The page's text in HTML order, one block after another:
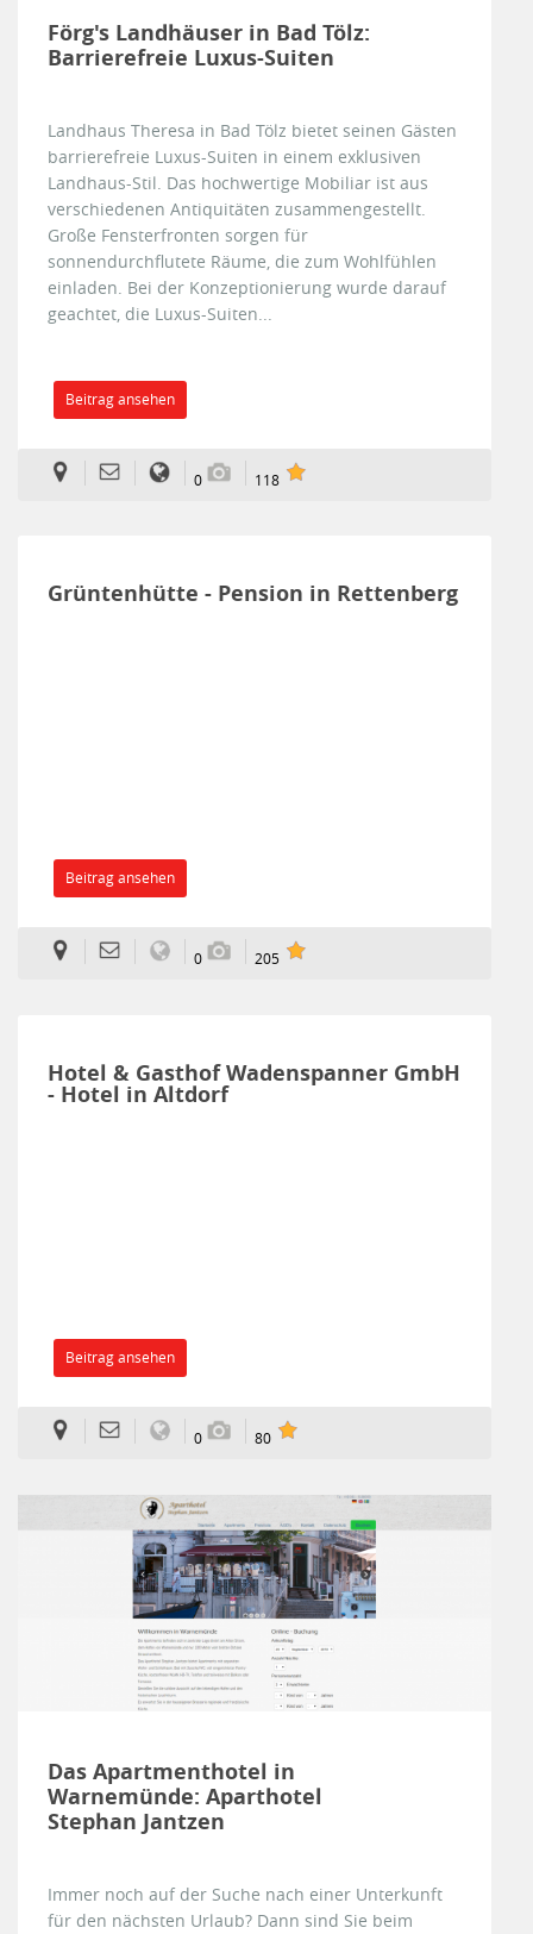
Förg's Landhäuser in Bad Tölz:
Barrierefreie Luxus-Suiten
Landhaus Theresa in Bad Tölz bietet seinen Gästen
barrierefreie Luxus-Suiten in einem exklusiven
Landhaus-Stil. Das hochwertige Mobiliar ist aus
verschiedenen Antiquitäten zusammengestellt.
Große Fensterfronten sorgen für
sonnendurchflutete Räume, die zum Wohlfühlen
einladen. Bei der Konzeptionierung wurde darauf
geachtet, die Luxus-Suiten...
Beitrag ansehen
0 118
Grüntenhütte - Pension in Rettenberg
Beitrag ansehen
0 205
Hotel & Gasthof Wadenspanner GmbH
- Hotel in Altdorf
Beitrag ansehen
0 80
Das Apartmenthotel in
Warnemünde: Aparthotel
Stephan Jantzen
Immer noch auf der Suche nach einer Unterkunft
für den nächsten Urlaub? Dann sind Sie beim